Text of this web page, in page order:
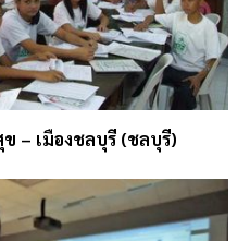
– เมืองชลบุรี (ชลบุรี)